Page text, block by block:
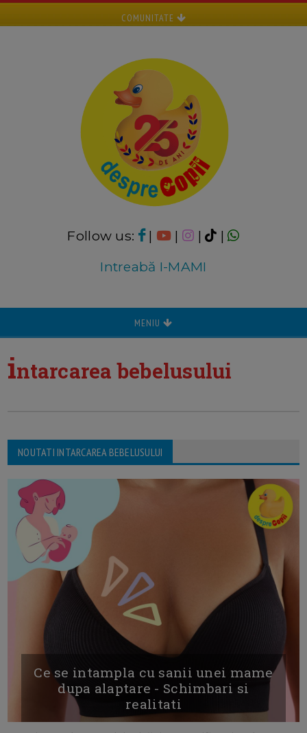
COMUNITATE
Follow us: | | |
|
Intreabă I-MAMI
MENIU
intarcarea bebelusului
NOUTATI INTARCAREA BEBELUSULUI
Ce se intampla cu sanii unei mame
dupa alaptare - Schimbari si
realitati